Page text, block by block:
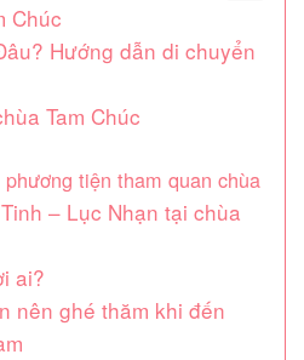
Chúc
Hướng dẫn di chuyển
Tam Chúc
tiện tham quan chùa
– Lục Nhạn tại chùa
ai?
nên ghé thăm khi đến